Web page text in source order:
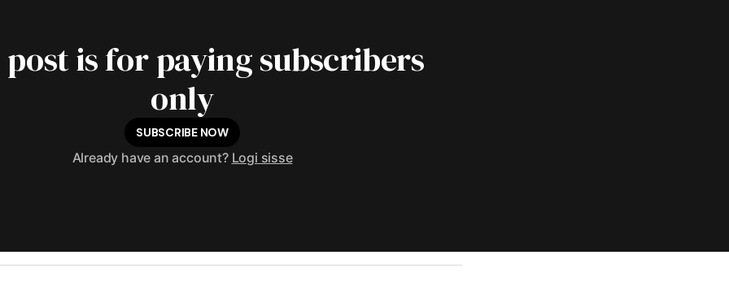
is for paying subscribers
only
SUBSCRIBE NOW
Already have an account? Logi sisse